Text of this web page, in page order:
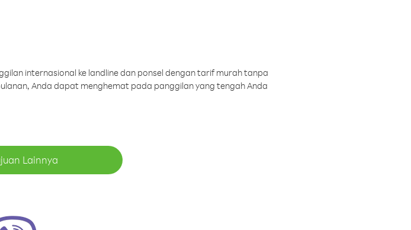
internasional ke landline dan ponsel dengan tarif murah tanpa
Anda dapat menghemat pada panggilan yang tengah Anda
Lainnya